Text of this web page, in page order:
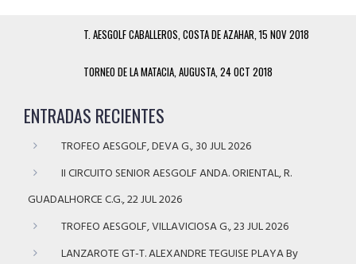
T. AESGOLF CABALLEROS, COSTA DE AZAHAR, 15 NOV 2018
TORNEO DE LA MATACIA, AUGUSTA, 24 OCT 2018
ENTRADAS RECIENTES
TROFEO AESGOLF, DEVA G., 30 JUL 2026
II CIRCUITO SENIOR AESGOLF ANDA. ORIENTAL, R.
GUADALHORCE C.G., 22 JUL 2026
TROFEO AESGOLF, VILLAVICIOSA G., 23 JUL 2026
LANZAROTE GT-T. ALEXANDRE TEGUISE PLAYA By